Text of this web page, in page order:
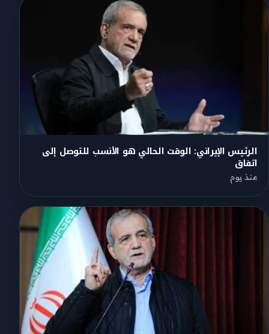
الرئيس الإيراني: الوقت الحالي هو الأنسب للتوصل إلى
اتفاق
منذ يوم